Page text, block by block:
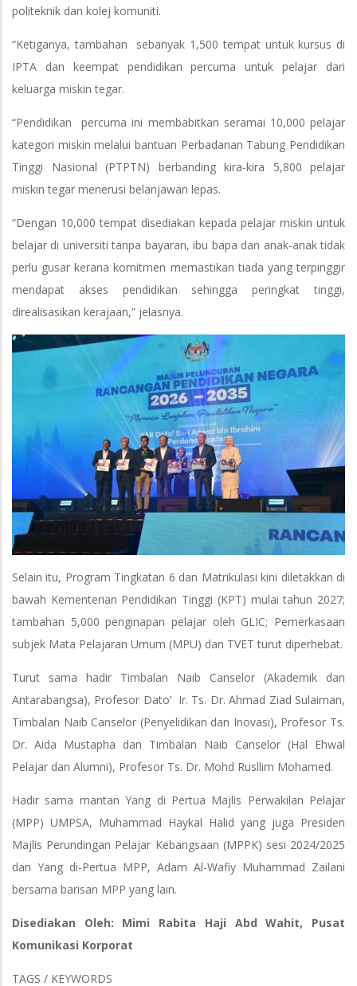
politeknik dan kolej komuniti.
“Ketiganya, tambahan sebanyak 1,500 tempat untuk kursus di
IPTA dan keempat pendidikan percuma untuk pelajar dari
keluarga miskin tegar.
“Pendidikan percuma ini membabitkan seramai 10,000 pelajar
kategori miskin melalui bantuan Perbadanan Tabung Pendidikan
Tinggi Nasional (PTPTN) berbanding kira-kira 5,800 pelajar
miskin tegar menerusi belanjawan lepas.
“Dengan 10,000 tempat disediakan kepada pelajar miskin untuk
belajar di universiti tanpa bayaran, ibu bapa dan anak-anak tidak
perlu gusar kerana komitmen memastikan tiada yang terpinggir
mendapat akses pendidikan sehingga peringkat tinggi,
direalisasikan kerajaan,” jelasnya.
Selain itu, Program Tingkatan 6 dan Matrikulasi kini diletakkan di
bawah Kementerian Pendidikan Tinggi (KPT) mulai tahun 2027;
tambahan 5,000 penginapan pelajar oleh GLIC; Pemerkasaan
subjek Mata Pelajaran Umum (MPU) dan TVET turut diperhebat.
Turut sama hadir Timbalan Naib Canselor (Akademik dan
Antarabangsa), Profesor Dato’ Ir. Ts. Dr. Ahmad Ziad Sulaiman,
Timbalan Naib Canselor (Penyelidikan dan Inovasi), Profesor Ts.
Dr. Aida Mustapha dan Timbalan Naib Canselor (Hal Ehwal
Pelajar dan Alumni), Profesor Ts. Dr. Mohd Rusllim Mohamed.
Hadir sama mantan Yang di Pertua Majlis Perwakilan Pelajar
(MPP) UMPSA, Muhammad Haykal Halid yang juga Presiden
Majlis Perundingan Pelajar Kebangsaan (MPPK) sesi 2024/2025
dan Yang di-Pertua MPP, Adam Al-Wafiy Muhammad Zailani
bersama barisan MPP yang lain.
Disediakan Oleh: Mimi Rabita Haji Abd Wahit, Pusat
Komunikasi Korporat
TAGS / KEYWORDS